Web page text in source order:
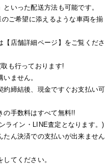
いった配送方法も可能です。
ご希望に添えるような車両を揃
店舗詳細ページ】をご覧くださ
も行っております!
ません。
約締結後、現金ですぐお支払い可
の手数料はすべて無料!!
ライン・LINE査定となります。)
ん決済での支払いが出来ません
てください。